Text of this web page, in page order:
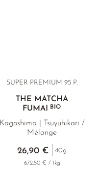
SUPER PREMIUM 95 P.
THÉ MATCHA
FUMAIBIO
Kagoshima | Tsuyuhikari /
Mélange
26,90 € 40g
672,50 € / 1kg